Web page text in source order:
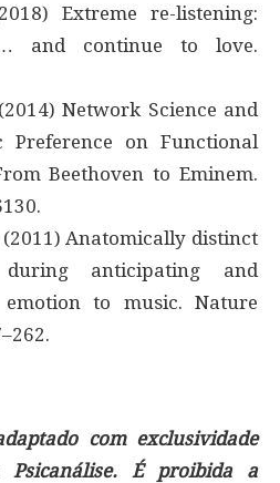
Extreme re-listening:
and continue to love.
Network Science and
on Functional
Beethoven to Eminem.
(2011) Anatomically distinct
during anticipating and
to music. Nature
com exclusividade
É proibida a